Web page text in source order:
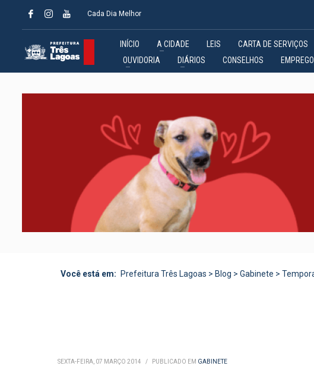
Cada Dia Melhor
INÍCIO A CIDADE LEIS CARTA DE SERVIÇOS
OUVIDORIA
DIÁRIOS CONSELHOS EMPREGO
Você está em: Prefeitura Três Lagoas > Blog > Gabinete >
SEXTA-FEIRA, 07 MARÇO 2014 / PUBLICADO EM GABINETE